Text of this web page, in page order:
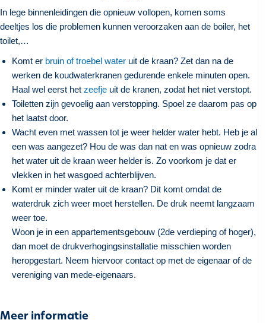
In lege binnenleidingen die opnieuw vollopen, komen soms
deeltjes los die problemen kunnen veroorzaken aan de boiler, het
toilet,…
Komt er bruin of troebel water uit de kraan? Zet dan na de
werken de koudwaterkranen gedurende enkele minuten open.
Haal wel eerst het zeefje uit de kranen, zodat het niet verstopt.
Toiletten zijn gevoelig aan verstopping. Spoel ze daarom pas op
het laatst door.
Wacht even met wassen tot je weer helder water hebt. Heb je al
een was aangezet? Hou de was dan nat en was opnieuw zodra
het water uit de kraan weer helder is. Zo voorkom je dat er
vlekken in het wasgoed achterblijven.
Komt er minder water uit de kraan? Dit komt omdat de
waterdruk zich weer moet herstellen. De druk neemt langzaam
weer toe.
Woon je in een appartementsgebouw (2de verdieping of hoger),
dan moet de drukverhogingsinstallatie misschien worden
heropgestart. Neem hiervoor contact op met de eigenaar of de
vereniging van mede-eigenaars.
Meer informatie